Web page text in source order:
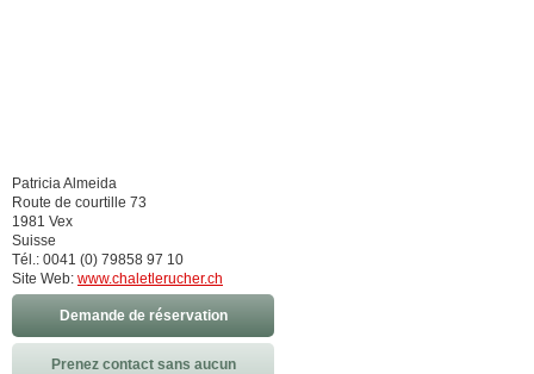
Patricia Almeida
Route de courtille 73
1981 Vex
Suisse
Tél.: 0041 (0) 79858 97 10
Site Web: www.chaletlerucher.ch
Demande de réservation
Prenez contact sans aucun